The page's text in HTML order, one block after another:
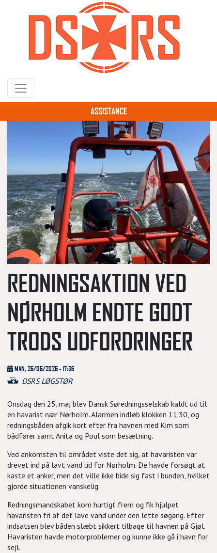
hovedindhold
ASSISTANCE
REDNINGSAKTION VED
NØRHOLM ENDTE GODT
TRODS UDFORDRINGER
MAN, 25/05/2026 - 17:36
DSRS LØGSTØR
Onsdag den 25. maj blev Dansk Søredningsselskab kaldt ud til
en havarist nær Nørholm. Alarmen indløb klokken 11.30, og
redningsbåden afgik kort efter fra havnen med Kim som
bådfører samt Anita og Poul som besætning.
Ved ankomsten til området viste det sig, at havaristen var
drevet ind på lavt vand ud for Nørholm. De havde forsøgt at
kaste et anker, men det ville ikke bide sig fast i bunden, hvilket
gjorde situationen vanskelig.
Redningsmandskabet kom hurtigt frem og fik hjulpet
havaristen fri af det lave vand under den lette søgang. Efter
indsatsen blev båden slæbt sikkert tilbage til havnen på Gjøl.
Havaristen havde motorproblemer og kunne ikke gå i havn for
sejl.